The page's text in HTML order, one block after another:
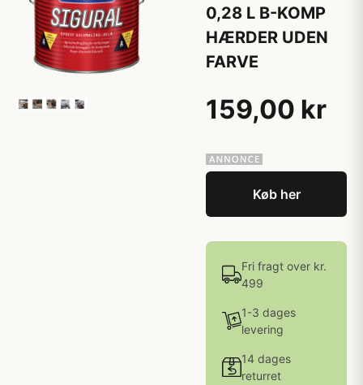
0,28 L B-KOMP
HÆRDER UDEN
FARVE
159,00 kr
Køb her
Fri fragt over kr.
499
1-3 dages
levering
14 dages
returret